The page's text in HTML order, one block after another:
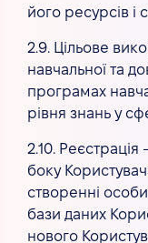
його ресурсів і
2.9. Цільове
навчальної та
програмах
рівня знань у
2.10.
боку
створенні
бази даних
нового